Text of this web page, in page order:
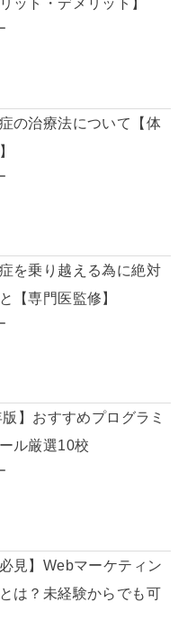
の治療法について【体
を乗り越える為に絶対
【専門医監修】
版】おすすめプログラミ
ル厳選10校
必見】Webマーケティン
は？未経験からでも可